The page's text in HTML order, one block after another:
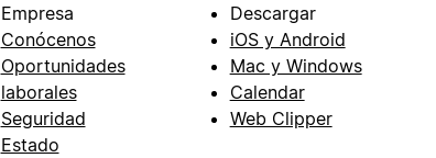
Empresa
Conócenos
Oportunidades
laborales
Seguridad
Estado
Descargar
iOS y Android
Mac y Windows
Calendar
Web Clipper